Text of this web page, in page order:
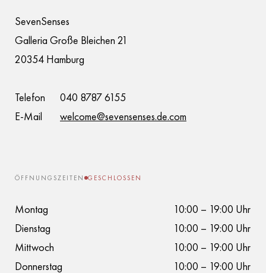
SevenSenses
Galleria Große Bleichen 21
20354 Hamburg
Telefon
040 8787 6155
E-Mail
welcome@sevensenses.de.com
ÖFFNUNGSZEITEN GESCHLOSSEN
Montag
10:00 – 19:00 Uhr
Dienstag
10:00 – 19:00 Uhr
Mittwoch
10:00 – 19:00 Uhr
Donnerstag
10:00 – 19:00 Uhr